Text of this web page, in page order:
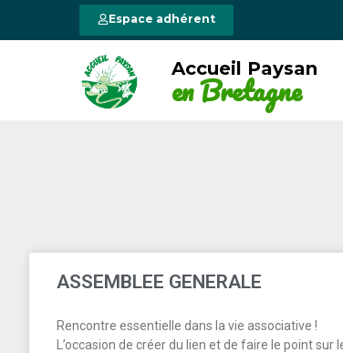
Espace adhérent
Accueil Paysan
en Bretagne
ASSEMBLEE GENERALE
Rencontre essentielle dans la vie associative !
L’occasion de créer du lien et de faire le point sur